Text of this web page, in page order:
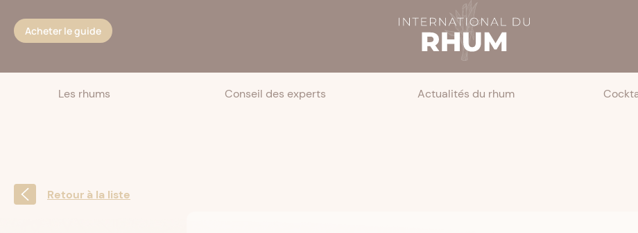
Acheter le guide
Les rhums Conseil des experts Actualités du rhum
Retour à la liste